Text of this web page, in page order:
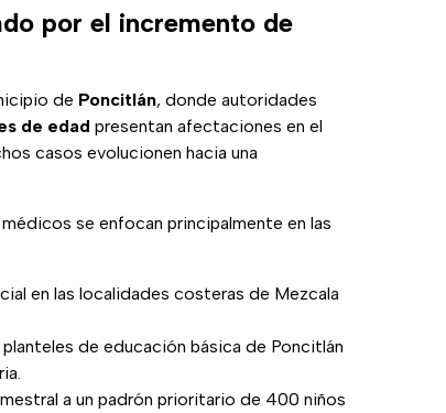
por el incremento de
de Poncitlán, donde autoridades
de edad presentan afectaciones en el
casos evolucionen hacia una
se enfocan principalmente en las
en las localidades costeras de Mezcala
de educación básica de Poncitlán
a un padrón prioritario de 400 niños